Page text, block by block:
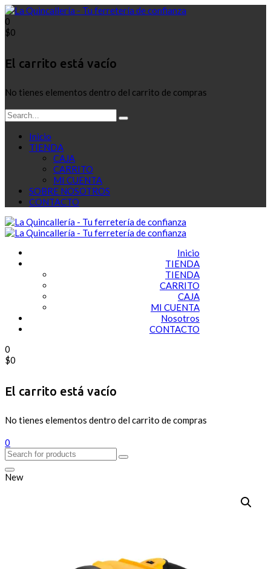
0
$0
El carrito está vacío
No tienes elementos dentro del carrito de compras
Inicio
TIENDA
CAJA
CARRITO
MI CUENTA
SOBRE NOSOTROS
CONTACTO
Inicio
TIENDA
TIENDA
CARRITO
CAJA
MI CUENTA
Nosotros
CONTACTO
0
$0
El carrito está vacío
No tienes elementos dentro del carrito de compras
0
New